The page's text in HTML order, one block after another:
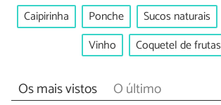
Caipirinha Ponche Sucos naturais
Vinho
Coquetel de frutas
Os mais vistos O último